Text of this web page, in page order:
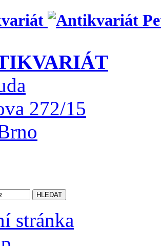
272/15
stránka